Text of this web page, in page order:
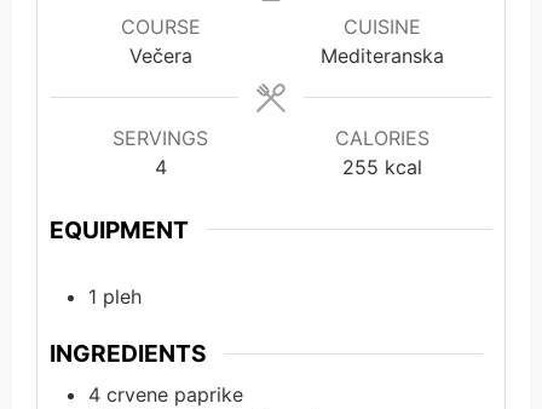
COURSE
Večera
CUISINE
Mediteranska
SERVINGS
4
CALORIES
255 kcal
EQUIPMENT
1 pleh
INGREDIENTS
4 crvene paprike